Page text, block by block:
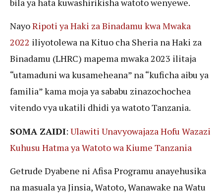
bila ya hata kuwashirikisha watoto wenyewe.
NayoRipoti ya Haki za Binadamu kwa Mwaka
2022 iliyotolewa na Kituo cha Sheria na Haki za
Binadamu (LHRC) mapema mwaka 2023 ilitaja
“utamaduni wa kusameheana” na “kuficha aibu ya
familia” kama moja ya sababu zinazochochea
vitendo vya ukatili dhidi ya watoto Tanzania.
SOMA ZAIDI: Ulawiti Unavyowajaza Hofu Wazazi
Kuhusu Hatma ya Watoto wa Kiume Tanzania
Getrude Dyabene ni Afisa Programu anayehusika
na masuala ya Jinsia, Watoto, Wanawake na Watu